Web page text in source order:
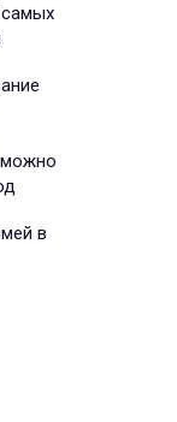
самых
можно
в